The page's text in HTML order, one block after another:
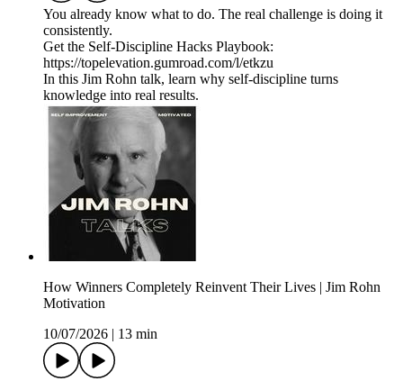
You already know what to do. The real challenge is doing it
consistently.
Get the Self-Discipline Hacks Playbook:
https://topelevation.gumroad.com/l/etkzu
In this Jim Rohn talk, learn why self-discipline turns
knowledge into real results.
How Winners Completely Reinvent Their Lives | Jim Rohn
Motivation
10/07/2026
13 min